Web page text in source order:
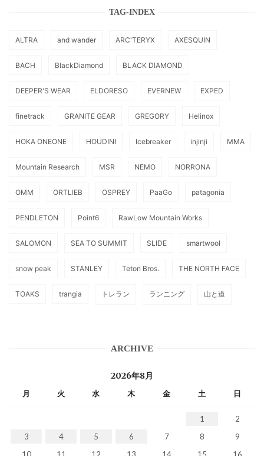
TAG-INDEX
ALTRA and wander ARC'TERYX AXESQUIN
BACH BlackDiamond BLACK DIAMOND
DEEPER'S WEAR ELDORESO EVERNEW EXPED
finetrack GRANITE GEAR GREGORY Helinox
HOKA ONEONE HOUDINI Icebreaker injinji MMA
Mountain Research MSR NEMO NORRONA
OMM ORTLIEB OSPREY PaaGo patagonia
PENDLETON Point6 RawLow Mountain Works
SALOMON SEA TO SUMMIT SLIDE smartwool
snow peak STANLEY Teton Bros. THE NORTH FACE
TOAKS trangia トレラン ランニング 山と道
ARCHIVE
2026年8月
月 火 水 木 金 土 日
1
2
3
4 5 6 7 8
9